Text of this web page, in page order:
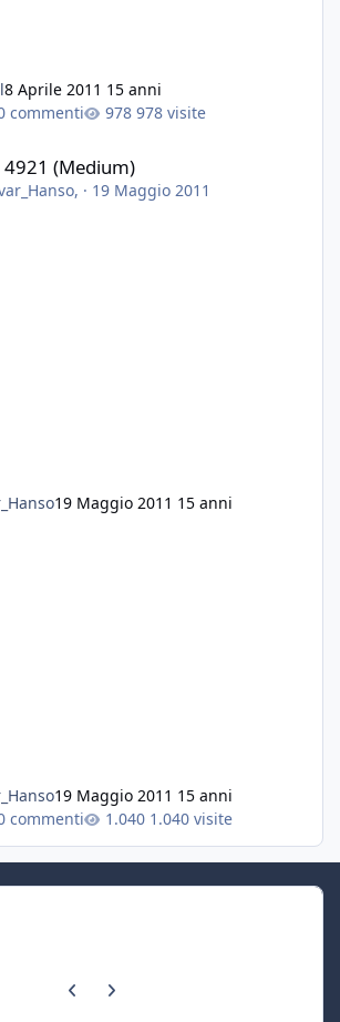
8 Aprile 2011 15 anni
commenti
978 visite
(Medium)
, · 19 Maggio 2011
19 Maggio 2011 15 anni
19 Maggio 2011 15 anni
commenti
1.040 visite
Previous carousel slide
Next carousel slide